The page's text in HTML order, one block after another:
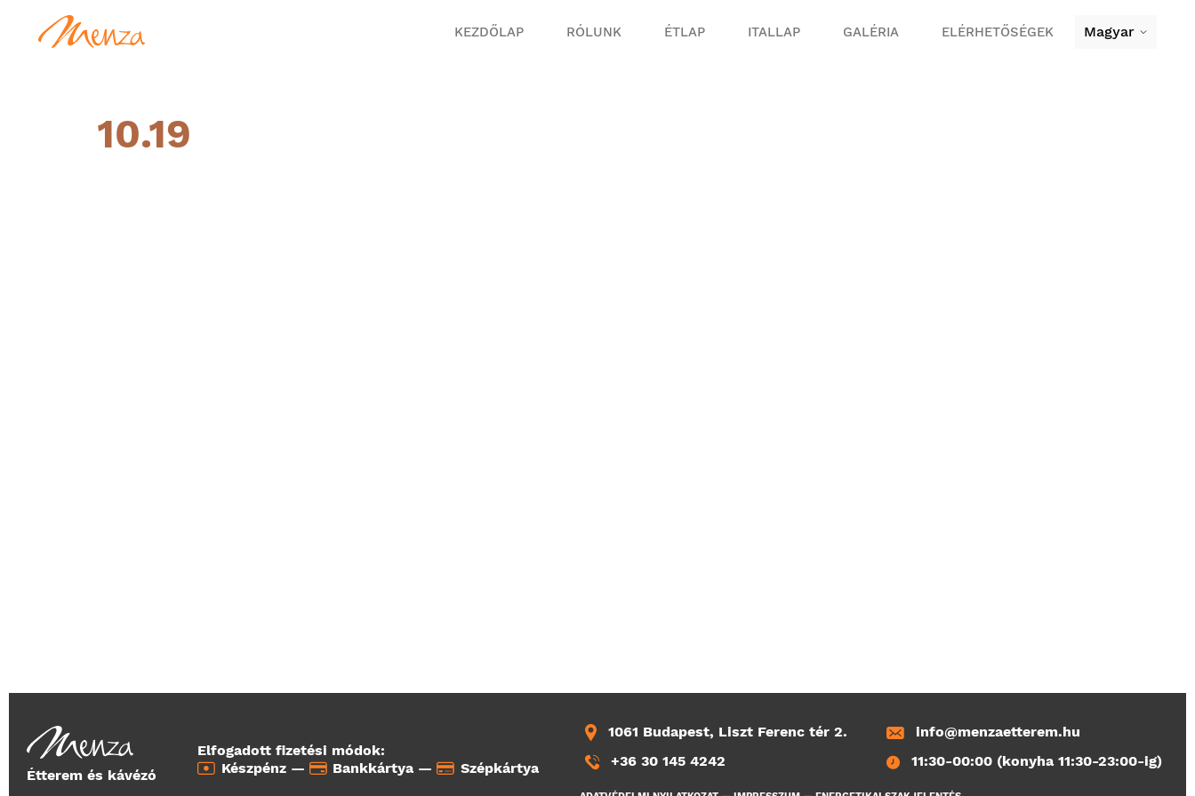
KEZDŐLAP RÓLUNK ÉTLAP ITALLAP GALÉRIA ELÉRHETŐSÉGEK Magyar
10.19
Étterem és kávézó
Elfogadott fizetési módok:
Készpénz —
Bankkártya — Szépkártya
1061 Budapest, Liszt Ferenc tér 2.
+36 30 145 4242
info@menzaetterem.hu
11:30-00:00 (konyha 11:30-23:00-ig)